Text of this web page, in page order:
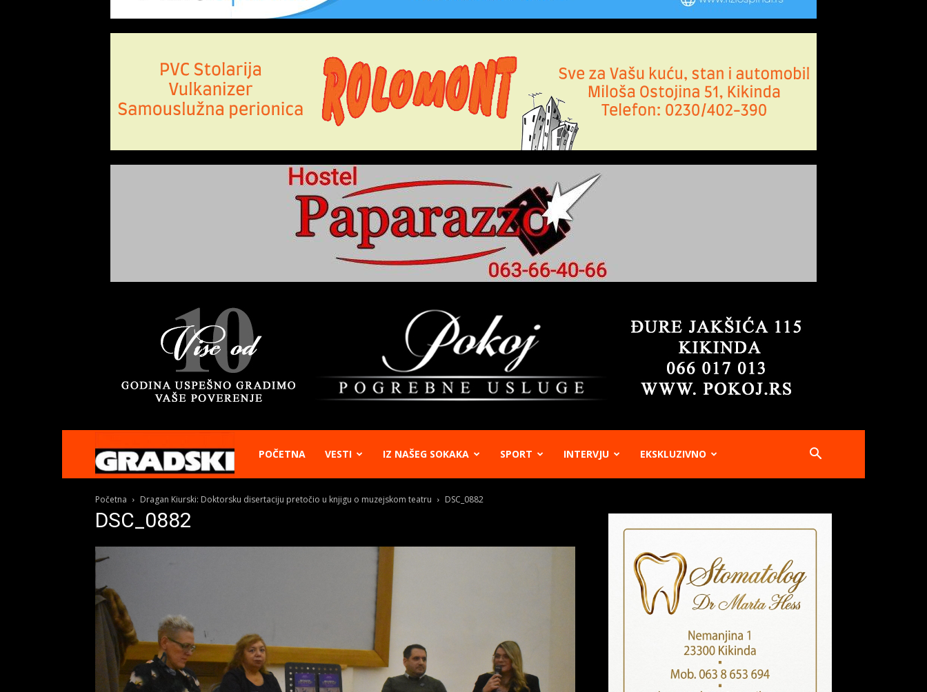
Gradski
Online
Kikinda
POČETNA VESTI IZ NAŠEG SOKAKA SPORT INTERVJU EKSKLUZIVNO
Početna Dragan Kiurski: Doktorsku disertaciju pretočio u knjigu o muzejskom teatru DSC_0882
DSC_0882